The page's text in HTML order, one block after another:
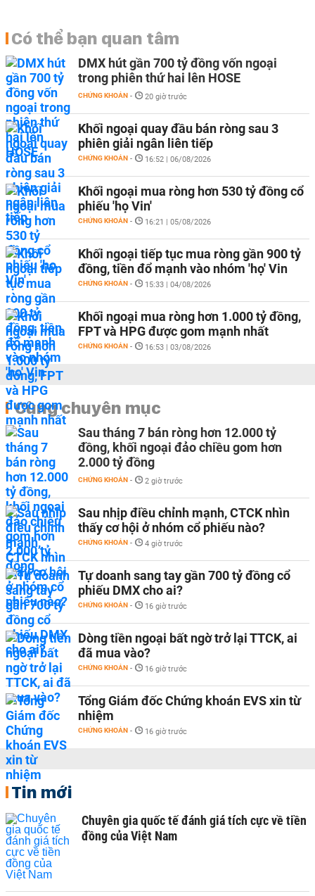
Có thể bạn quan tâm
DMX hút gần 700 tỷ đồng vốn ngoại
trong phiên thứ hai lên HOSE
CHỨNG KHOÁN - 20 giờ trước
Khối ngoại quay đầu bán ròng sau 3
phiên giải ngân liên tiếp
CHỨNG KHOÁN - 16:52 | 06/08/2026
Khối ngoại mua ròng hơn 530 tỷ đồng cổ
phiếu 'họ Vin'
CHỨNG KHOÁN - 16:21 | 05/08/2026
Khối ngoại tiếp tục mua ròng gần 900 tỷ
đồng, tiền đổ mạnh vào nhóm 'họ' Vin
CHỨNG KHOÁN - 15:33 | 04/08/2026
Khối ngoại mua ròng hơn 1.000 tỷ đồng,
FPT và HPG được gom mạnh nhất
CHỨNG KHOÁN - 16:53 | 03/08/2026
Cùng chuyên mục
Sau tháng 7 bán ròng hơn 12.000 tỷ
đồng, khối ngoại đảo chiều gom hơn
2.000 tỷ đồng
CHỨNG KHOÁN - 2 giờ trước
Sau nhịp điều chỉnh mạnh, CTCK nhìn
thấy cơ hội ở nhóm cổ phiếu nào?
CHỨNG KHOÁN - 4 giờ trước
Tự doanh sang tay gần 700 tỷ đồng cổ
phiếu DMX cho ai?
CHỨNG KHOÁN - 16 giờ trước
Dòng tiền ngoại bất ngờ trở lại TTCK, ai
đã mua vào?
CHỨNG KHOÁN - 16 giờ trước
Tổng Giám đốc Chứng khoán EVS xin từ
nhiệm
CHỨNG KHOÁN - 16 giờ trước
Tin mới
Chuyên gia quốc tế đánh giá tích cực về tiền
đồng của Việt Nam